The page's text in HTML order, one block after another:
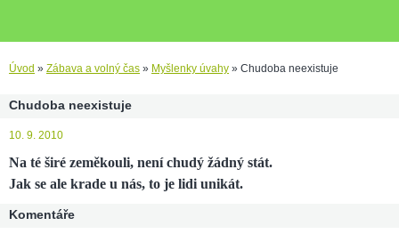
Úvod » Zábava a volný čas » Myšlenky úvahy » Chudoba neexistuje
Chudoba neexistuje
10. 9. 2010
Na té širé zeměkouli, není chudý žádný stát.
Jak se ale krade u nás, to je lidi unikát.
Komentáře